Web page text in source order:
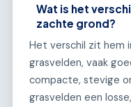
Wat is het
zachte grond?
Het verschil zit hem
grasvelden, vaak
compacte, stevige
grasvelden een